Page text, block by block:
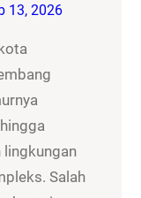
13, 2026
lingkungan
Salah